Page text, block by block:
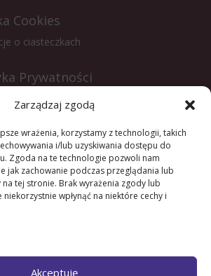
Zarządzaj zgodą
wrażenia, korzystamy z technologii, takich
i/lub uzyskiwania dostępu do
Zgoda na te technologie pozwoli nam
jak zachowanie podczas przeglądania lub
tej stronie. Brak wyrażenia zgody lub
wpłynąć na niektóre cechy i
Akceptuję
Cookies
o ciasteczkach
Prywatności
Informacyjna
stażysty
kontrahentów
pracowników
zatrudnionych na umowe zlecenie
– przyjęcie dziecka do szkoły